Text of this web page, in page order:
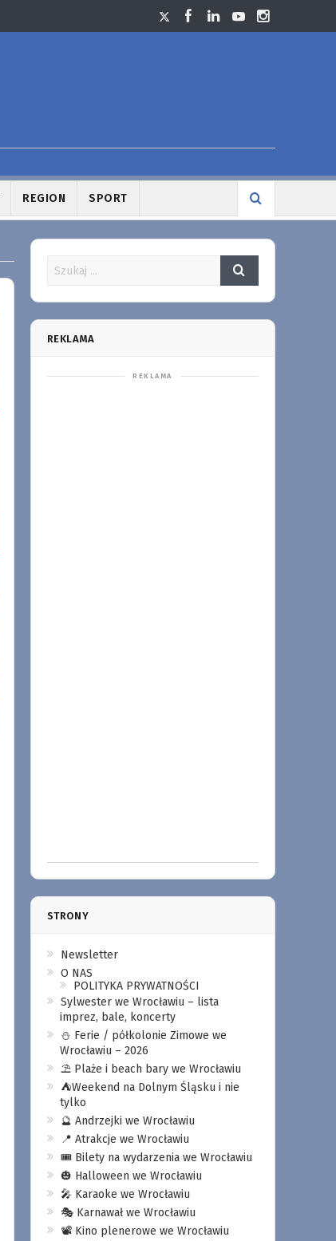
REGION SPORT
REKLAMA
STRONY
Newsletter
O NAS
POLITYKA PRYWATNOŚCI
Sylwester we Wrocławiu – lista
imprez, bale, koncerty
⛄️ Ferie / półkolonie Zimowe we
Wrocławiu – 2026
⛱️ Plaże i beach bary we Wrocławiu
⛺️Weekend na Dolnym Śląsku i nie
tylko
🔮 Andrzejki we Wrocławiu
📍 Atrakcje we Wrocławiu
🎟️ Bilety na wydarzenia we Wrocławiu
🎃 Halloween we Wrocławiu
🎤 Karaoke we Wrocławiu
🎭 Karnawał we Wrocławiu
📽️ Kino plenerowe we Wrocławiu